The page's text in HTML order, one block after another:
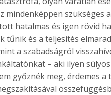
mindenképpen szükséges
hatalmas és igen rövid
tűnik és a teljesítés
a szabadságról
– aki ilyen
győznék meg, érdemes